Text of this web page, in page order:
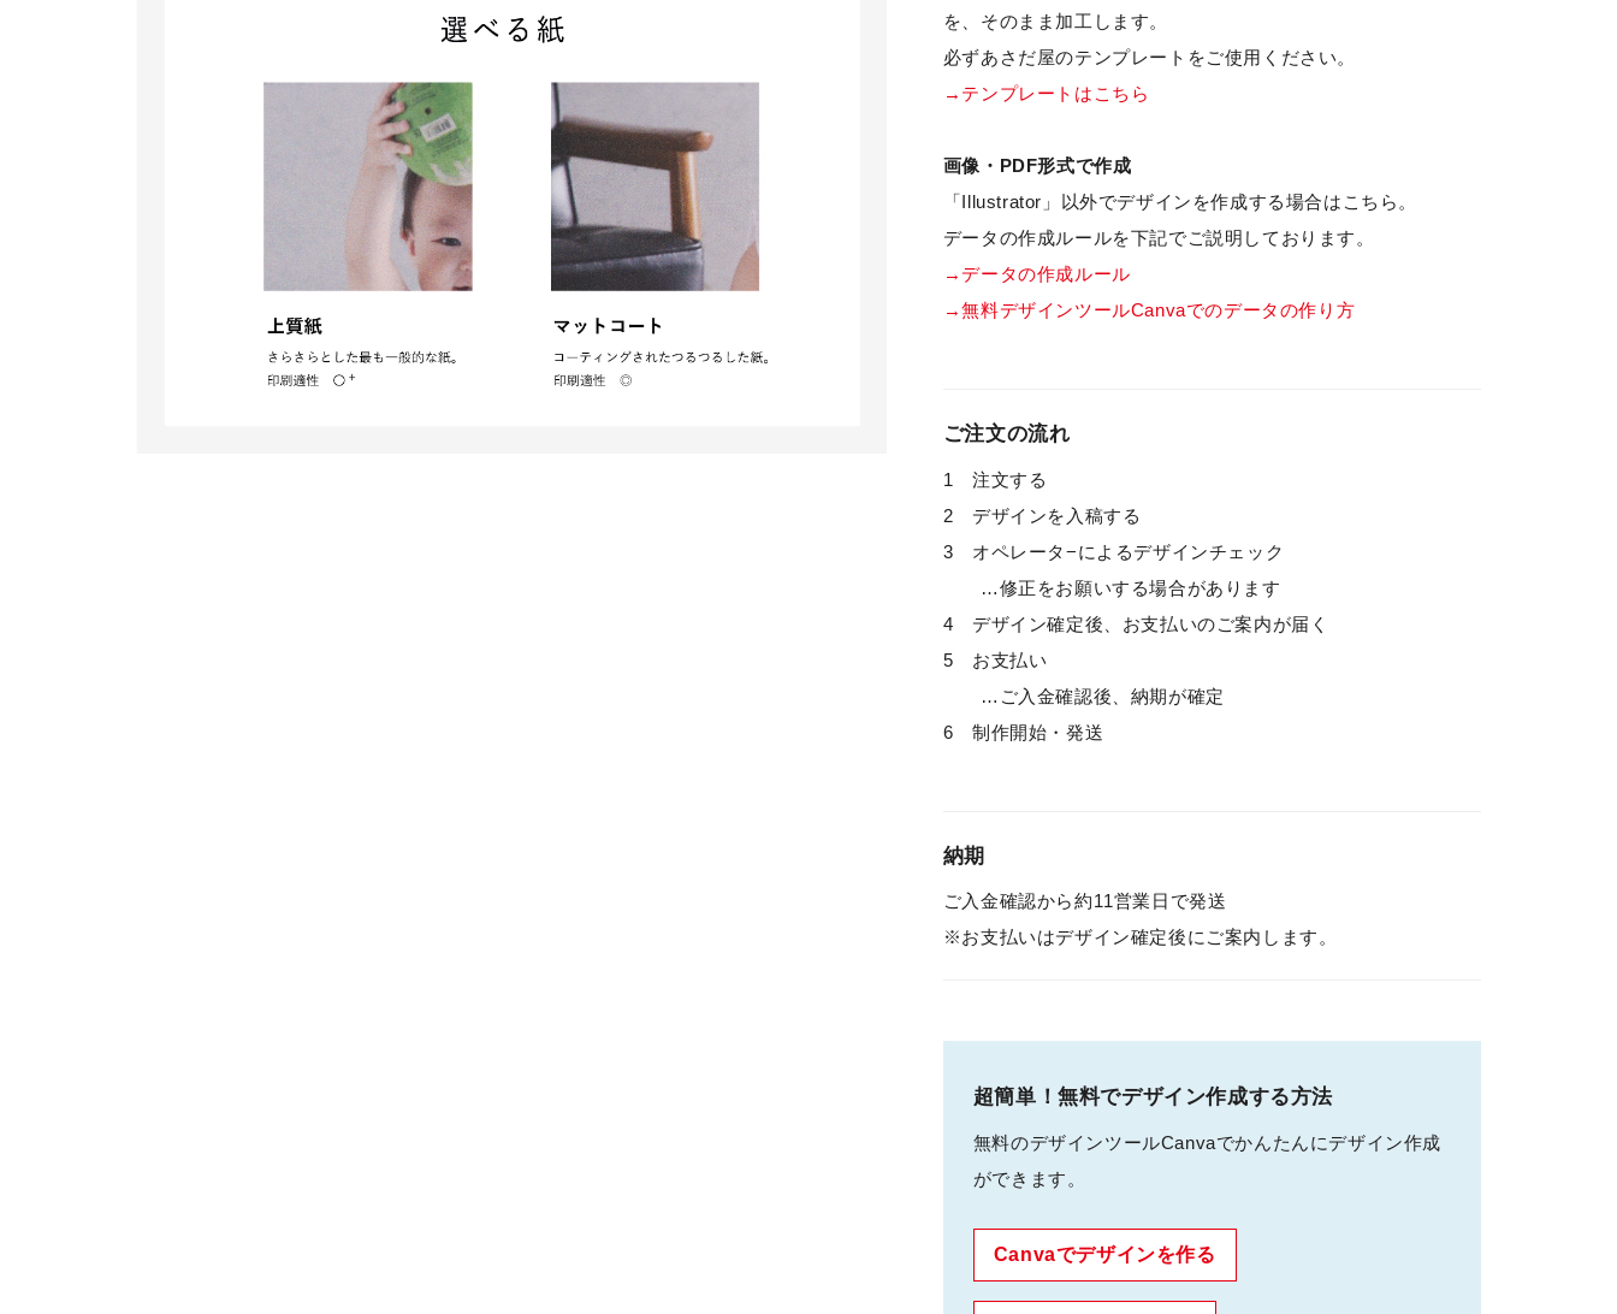
を、そのまま加工します。
必ずあさだ屋のテンプレートをご使用ください。
→テンプレートはこちら
画像・PDF形式で作成
「Illustrator」以外でデザインを作成する場合はこちら。
データの作成ルールを下記でご説明しております。
→データの作成ルール
→無料デザインツールCanvaでのデータの作り方
ご注文の流れ
1 注文する
2 デザインを入稿する
3 オペレータ−によるデザインチェック
…修正をお願いする場合があります
4 デザイン確定後、お支払いのご案内が届く
5 お支払い
…ご入金確認後、納期が確定
6 制作開始・発送
納期
ご入金確認から約11営業日で発送
※お支払いはデザイン確定後にご案内します。
超簡単！無料でデザイン作成する方法
無料のデザインツールCanvaでかんたんにデザイン作成
ができます。
Canvaでデザインを作る